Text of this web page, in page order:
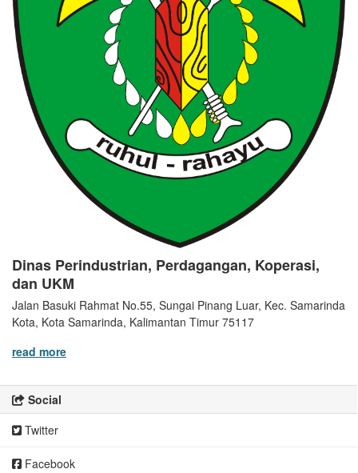
Dinas Perindustrian, Perdagangan, Koperasi,
dan UKM
Jalan Basuki Rahmat No.55, Sungai Pinang Luar, Kec. Samarinda
Kota, Kota Samarinda, Kalimantan Timur 75117
read more
Social
Twitter
Facebook